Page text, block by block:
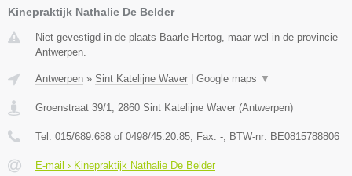
Kinepraktijk Nathalie De Belder
Niet gevestigd in de plaats Baarle Hertog, maar wel in de provincie
Antwerpen.
Antwerpen » Sint Katelijne Waver Google maps ▼
Groenstraat 39/1, 2860 Sint Katelijne Waver (Antwerpen)
Tel: 015/689.688 of 0498/45.20.85, Fax: -, BTW-nr: BE0815788806
E-mail › Kinepraktijk Nathalie De Belder